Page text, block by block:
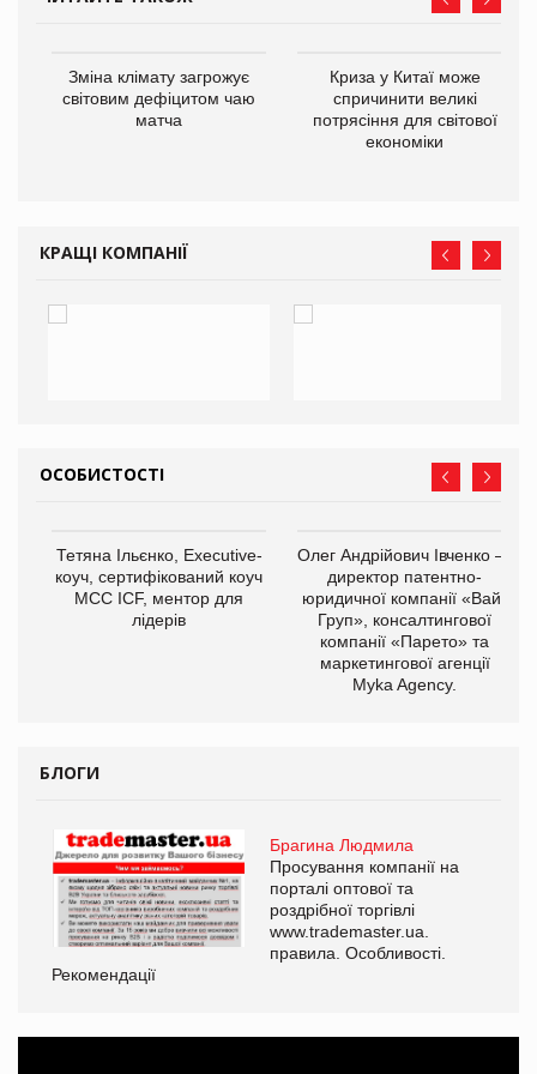
Зміна клімату загрожує
світовим дефіцитом чаю
матча
Криза у Китаї може
спричинити великі
потрясіння для світової
економіки
КРАЩІ КОМПАНІЇ
ОСОБИСТОСТІ
Тетяна Ільєнко, Executive-
коуч, сертифікований коуч
МСС ICF, ментор для
лідерів
Олег Андрійович Івченко —
директор патентно-
юридичної компанії «Вайз
Груп», консалтингової
компанії «Парето» та
маркетингової агенції
Myka Agency.
БЛОГИ
Брагина Людмила
Просування компанії на
порталі оптової та
роздрібної торгівлі
www.trademaster.ua.
правила. Особливості.
Рекомендації